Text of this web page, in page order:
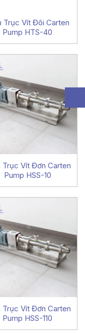
Trục Vít Đôi Carten
Pump HTS-40
Trục Vít Đơn Carten
Pump HSS-10
Trục Vít Đơn Carten
Pump HSS-110